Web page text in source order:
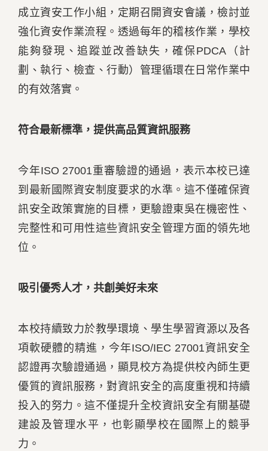
成立資安工作小組，定期召開資安會議，檢討並
強化資安作業流程。透過每年的稽核作業，學校
能夠發現、追蹤並改善缺失，確保PDCA（計
劃、執行、檢查、行動）管理循環在日常作業中
的有效落實。
符合最新標準，提供高品質資訊服務
今年ISO 27001重審驗證的通過，表示本校已達
到最新國際資安制度要求的水準。這不僅確保資
訊安全政策實施的目標，更驗證東吳在機密性、
完整性和可用性這些資訊安全管理方面的領先地
位。
吸引優秀人才，共創美好未來
本校持續致力於教學環境、學生學習資源以及各
項軟硬體的精進，今年ISO/IEC 27001資訊安全
認證再次驗證通過，顯見校方為提供校內師生更
優質的資訊服務，對資訊安全的高度重視和持續
投入的努力。這不僅提升全校資訊安全有關基礎
建設及管理水平，也彰顯學校在國際上的競爭
力。